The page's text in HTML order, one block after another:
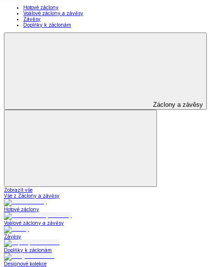
Hotové záclony
Voálové záclony a závěsy
Závěsy
Doplňky k záclonám
Záclony a závěsy
Zobrazit vše
Vše z Záclony a závěsy
Hotové záclony
Voálové záclony a závěsy
Závěsy
Doplňky k záclonám
Designové kolekce